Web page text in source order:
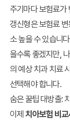
주기마다 보험료가
갱신형은 보험료
소 높을 수 있습니
을수록 좋겠지만,
의 예상 치과 치료
선택해야 합니다.
숨은 꿀팁 대방출:
이제 치아보험 비